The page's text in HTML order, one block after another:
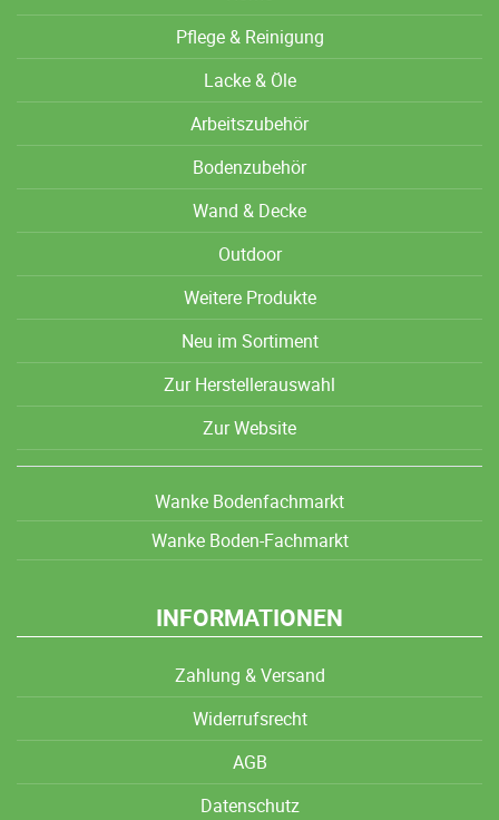
Pflege & Reinigung
Lacke & Öle
Arbeitszubehör
Bodenzubehör
Wand & Decke
Outdoor
Weitere Produkte
Neu im Sortiment
Zur Herstellerauswahl
Zur Website
Wanke Bodenfachmarkt
Wanke Boden-Fachmarkt
INFORMATIONEN
Zahlung & Versand
Widerrufsrecht
AGB
Datenschutz